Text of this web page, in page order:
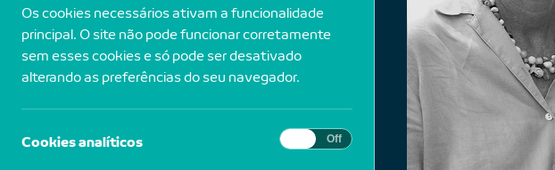
1947 EUA
The Brown Sisters, Wellesley,
Os cookies necessários ativam a funcionalidade
principal. O site não pode funcionar corretamente
sem esses cookies e só pode ser desativado
alterando as preferências do seu navegador.
Cookies analíticos Off